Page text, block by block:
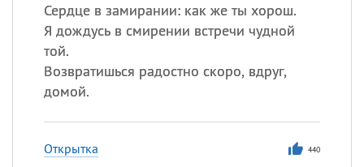
Сердце в замирании: как же ты хорош.
Я дождусь в смирении встречи чудной
той.
Возвратишься радостно скоро, вдруг,
домой.
Открытка 440